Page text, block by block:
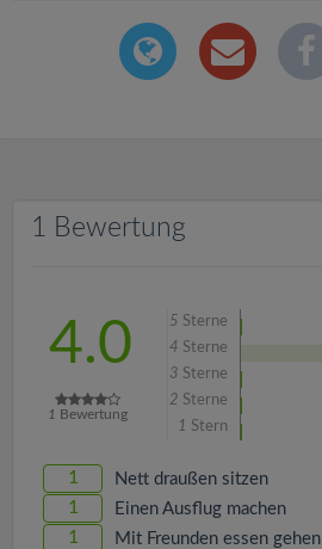
1 Bewertung
4.0
1 Bewertung
5 Sterne
4 Sterne
3 Sterne
2 Sterne
1 Stern
1 Nett draußen sitzen
1 Einen Ausflug machen
1 Mit Freunden essen gehen